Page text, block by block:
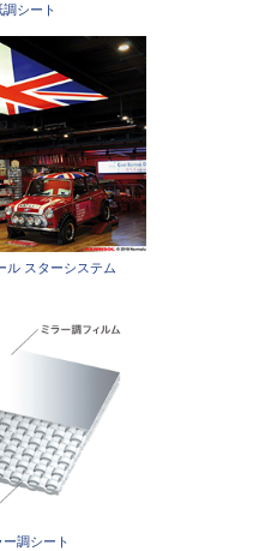
シート
ル スターシステム
調シート